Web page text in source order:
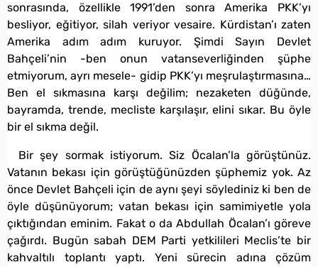
sonrasında, özellikle 1991’den sonra Amerika PKK’yı
besliyor, eğitiyor, silah veriyor vesaire. Kürdistan’ı zaten
Amerika adım adım kuruyor. Şimdi Sayın Devlet
Bahçeli’nin -ben onun vatanseverliğinden şüphe
etmiyorum, ayrı mesele- gidip PKK’yı meşrulaştırmasına…
Ben el sıkmasına karşı değilim; nezaketen düğünde,
bayramda, trende, mecliste karşılaşır, elini sıkar. Bu öyle
bir el sıkma değil.
Bir şey sormak istiyorum. Siz Öcalan’la görüştünüz.
Vatanın bekası için görüştüğünüzden şüphemiz yok. Az
önce Devlet Bahçeli için de aynı şeyi söylediniz ki ben de
öyle düşünüyorum; vatan bekası için samimiyetle yola
çıktığından eminim. Fakat o da Abdullah Öcalan’ı göreve
çağırdı. Bugün sabah DEM Parti yetkilileri Meclis’te bir
kahvaltılı toplantı yaptı. Yeni sürecin adına çözüm